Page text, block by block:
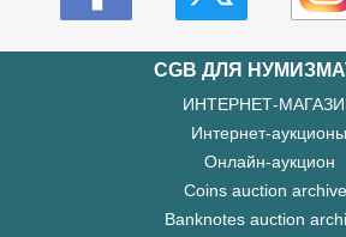
CGB ДЛЯ
ИНТЕРНЕТ-
Интернет-аукционы
Онлайн-аукцион
Coins auction
Banknotes auction